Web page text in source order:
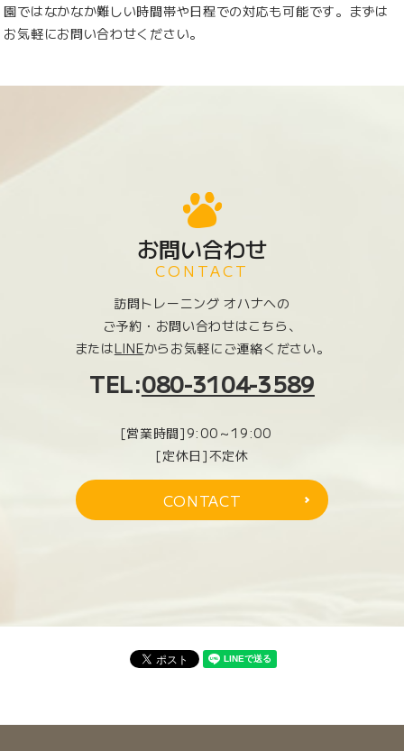
園ではなかなか難しい時間帯や日程での対応も可能です。まずは
お気軽にお問い合わせください。
お問い合わせ
CONTACT
訪問トレーニング オハナへの
ご予約・お問い合わせはこちら、
またはLINEからお気軽にご連絡ください。
TEL:080-3104-3589
[営業時間]9:00～19:00
[定休日]不定休
CONTACT